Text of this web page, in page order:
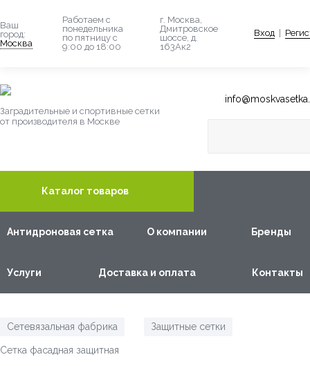
Ваш
город:
Москва
Работаем с
понедельника
по пятницу с
9:00 до 18:00
г. Москва,
Дмитровское
шоссе, д.
163Ак2
Вход
Заградительные и спортивные сетки
от производителя в Москве
Каталог товаров
Антидроновая сетка О компании Бренды
Услуги Доставка и оплата Контакты
Сетевязальная фабрика Защитные сетки
Сетка фасадная защитная